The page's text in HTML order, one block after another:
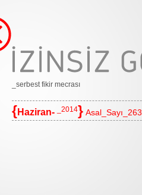
_serbest fikir mecrası
{Haziran- _2014} Asal_Sayı_263